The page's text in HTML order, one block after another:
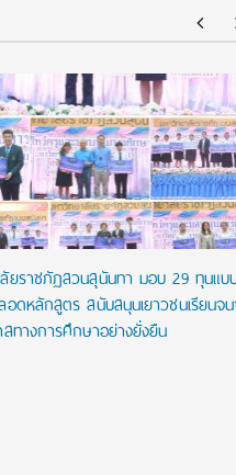
ยราชภัฏสวนสุนันทา มอบ 29 ทุนแบ
อดหลักสูตร สนับสนุนเยาวชนเรียนจ
สทางการศึกษาอย่างยั่งยืน